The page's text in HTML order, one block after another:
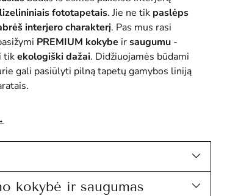
fototapetais. Jie ne tik paslėps
interjero charakterį. Pas mus rasi
PREMIUM kokybe irsaugumu-
tikekologiški dažai. Didžiuojamės būdami
gali pasiūlyti pilną tapetų gamybos liniją
kokybė ir saugumas